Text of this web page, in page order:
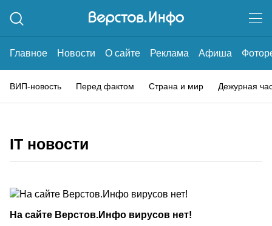
Главное Новости О сайте Реклама Афиша
ВИП-новость Перед фактом Страна и мир Дежурная
IT новости
На сайте Верстов.Инфо вирусов нет!